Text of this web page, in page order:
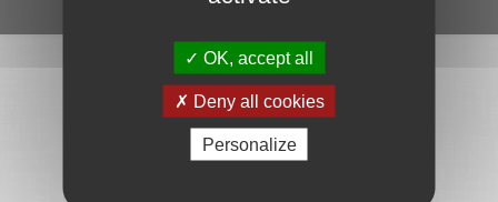
OK, accept all
Deny all cookies
Personalize
Ce service est proposé par